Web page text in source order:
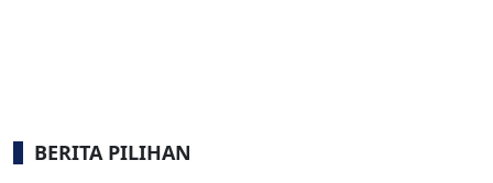
BERITA PILIHAN